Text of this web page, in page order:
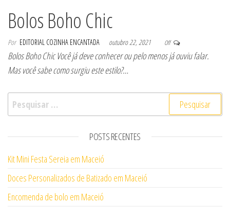
Bolos Boho Chic
Por EDITORIAL COZINHA ENCANTADA outubro 22, 2021 Off
Bolos Boho Chic Você já deve conhecer ou pelo menos já ouviu falar.
Mas você sabe como surgiu este estilo?…
Pesquisar por:
POSTS RECENTES
Kit Mini Festa Sereia em Maceió
Doces Personalizados de Batizado em Maceió
Encomenda de bolo em Maceió